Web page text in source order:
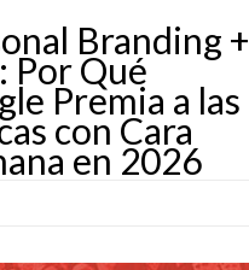
Branding +
Por Qué
Premia a las
con Cara
en 2026